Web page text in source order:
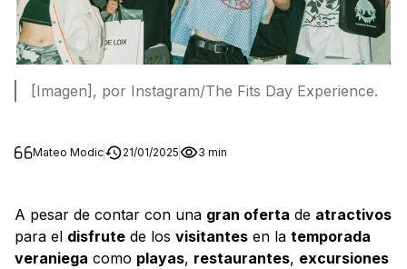
[Imagen], por Instagram/The Fits Day Experience.
Mateo Modic 21/01/2025 3 min
A pesar de contar con una gran oferta de atractivos
para el disfrute de los visitantes en la temporada
veraniega como playas, restaurantes, excursiones